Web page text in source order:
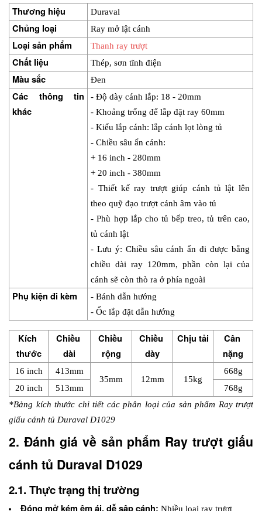
Thương hiệu Duraval
Chủng loại Ray mở lật cánh
Loại sản phẩm Thanh ray trượt
Chất liệu Thép, sơn tĩnh điện
Màu sắc Đen
Các thông tin
khác
- Độ dày cánh lắp: 18 - 20mm
- Khoảng trống để lắp đặt ray 60mm
- Kiểu lắp cánh: lắp cánh lọt lòng tủ
- Chiều sâu ẩn cánh:
+ 16 inch - 280mm
+ 20 inch - 380mm
- Thiết kế ray trượt giúp cánh tủ lật lên
theo quỹ đạo trượt cánh âm vào tủ
- Phù hợp lắp cho tủ bếp treo, tủ trên cao,
tủ cánh lật
- Lưu ý: Chiều sâu cánh ẩn đi được bằng
chiều dài ray 120mm, phần còn lại của
cánh sẽ còn thò ra ở phía ngoài
Phụ kiện đi kèm
- Bánh dẫn hướng
- Ốc lắp đặt dẫn hướng
Kích
thước
Chiều
dài
Chiều
rộng
Chiều
dày
Chịu tải
Cân
nặng
16 inch
413mm
35mm
12mm 15kg
668g
20 inch
513mm
768g
*Bảng kích thước chi tiết các phân loại của sản phẩm Ray trượt
giấu cánh tủ Duraval D1029
2. Đánh giá về sản phẩm Ray trượt giấu
cánh tủ Duraval D1029
2.1. Thực trạng thị trường
Đóng mở kém êm ái, dễ sập cánh: Nhiều loại ray trượt